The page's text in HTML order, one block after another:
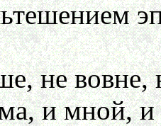
не
и мной, и